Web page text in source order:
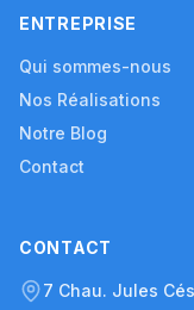
ENTREPRISE
Qui sommes-nous
Nos Réalisations
Notre Blog
Contact
CONTACT
7 Chau. Jules